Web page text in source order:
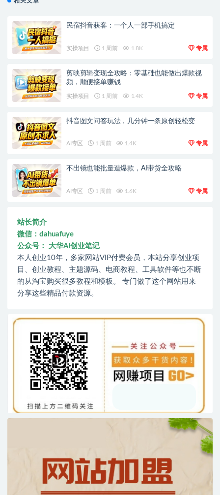
民宿抖音获客：一个人一部手机搞定
实操项目 1 周前 1.8K 专属
剪映剪辑变现全攻略：零基础也能做出爆款视
频，顺便接单赚钱
实操项目 1 周前 1.4K 专属
抖音图文问答玩法，几分钟一条原创轻松变
AI专区 1 周前 1.4K 专属
不出镜也能批量造爆款，AI带货全攻略
AI专区 1 周前 1.6K 专属
站长简介
微信：dahuafuye
公众号： 大华AI创业笔记
本人创业10年，多家网站VIP付费会员，本站分享创业项
目、创业教程、主题源码、电商教程、工具软件等也不断
的从淘宝购买很多教程和模板。 专门做了这个网站用来
分享这些精品付款资源。